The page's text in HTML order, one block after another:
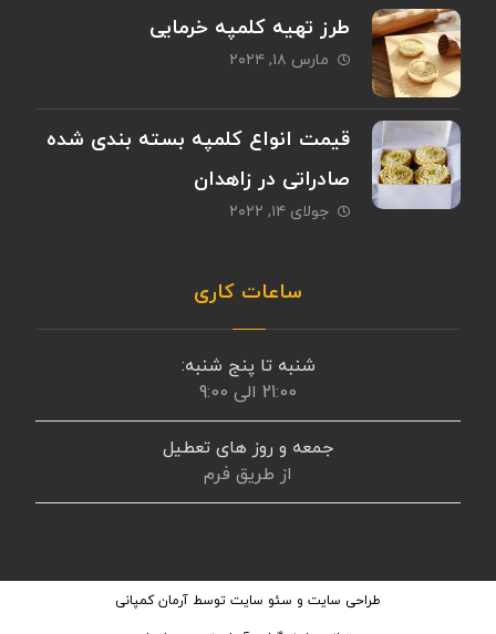
طرز تهیه کلمپه خرمایی
مارس ۱۸, ۲۰۲۴
قیمت انواع کلمپه بسته بندی شده
صادراتی در زاهدان
جولای ۱۴, ۲۰۲۲
ساعات کاری
شنبه تا پنج شنبه:
21:00 الی 9:00
جمعه و روز های تعطیل
از طریق فرم
طراحی سایت و سئو سایت توسط آرمان کمپانی